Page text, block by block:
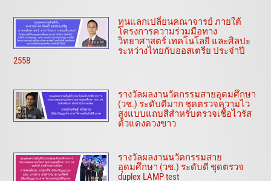
ทุนแลกเปลี่ยนคณาจารย์ ภายใต้
โครงการความร่วมมือทาง
วิทยาศาสตร์ เทคโนโลยี และศิลปะ
ระหว่างไทยกับออสเตรีย ประจำปี
2558
รางวัลผลงานวัตกรรมสายอุดมศึกษา
(วช.) ระดับดีมาก ชุดตรวจความไว
สูงแบบแถบสีสำหรับตรวจเชื้อไวรัส
ตัวแดงดวงขาว
รางวัลผลงานนวัตกรรมสาย
อุดมศึกษา (วช.) ระดับดี ชุดตรวจ
duplex LAMP test